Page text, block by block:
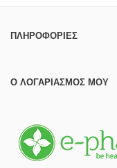
ΠΛΗΡΟΦΟΡΊΕΣ
Ο ΛΟΓΑΡΙΑΣΜΌΣ ΜΟΥ